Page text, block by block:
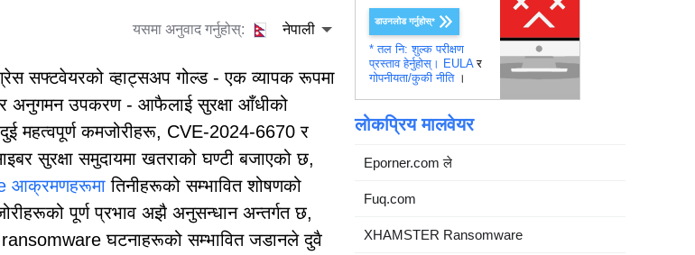
यसमा अनुवाद गर्नुहोस्: नेपाली
सफ्टवेयरको व्हाट्सअप गोल्ड - एक व्यापक रूपमा
अनुगमन उपकरण - आफैलाई सुरक्षा आँधीको
महत्वपूर्ण कमजोरीहरू, CVE-2024-6670 र
सुरक्षा समुदायमा खतराको घण्टी बजाएको छ,
आक्रमणहरूमा तिनीहरूको सम्भावित शोषणको
पूर्ण प्रभाव अझै अनुसन्धान अन्तर्गत छ,
ransomware घटनाहरूको सम्भावित जडानले दुवै
डाउनलोड गर्नुहोस्*
* तल नि: शुल्क परीक्षण
प्रस्ताव हेर्नुहोस्। EULAर
गोपनीयता/कुकी नीति।
लोकप्रिय मालवेयर
Eporner.com ले
Fuq.com
XHAMSTER Ransomware